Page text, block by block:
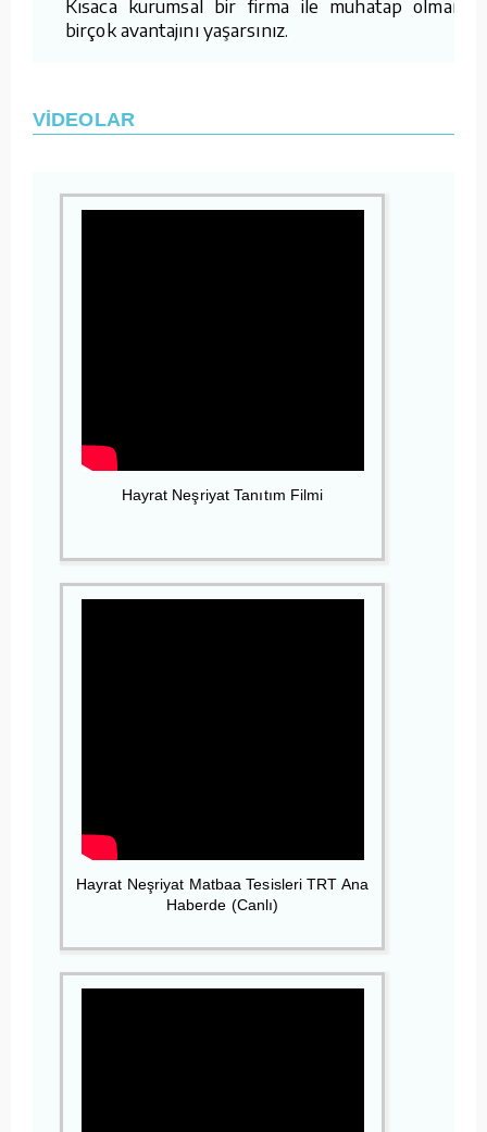
Kısaca kurumsal bir firma ile muhatap olmanın
birçok avantajını yaşarsınız.
VİDEOLAR
Hayrat Neşriyat Tanıtım Filmi
Hayrat Neşriyat Matbaa Tesisleri TRT Ana
Haberde (Canlı)